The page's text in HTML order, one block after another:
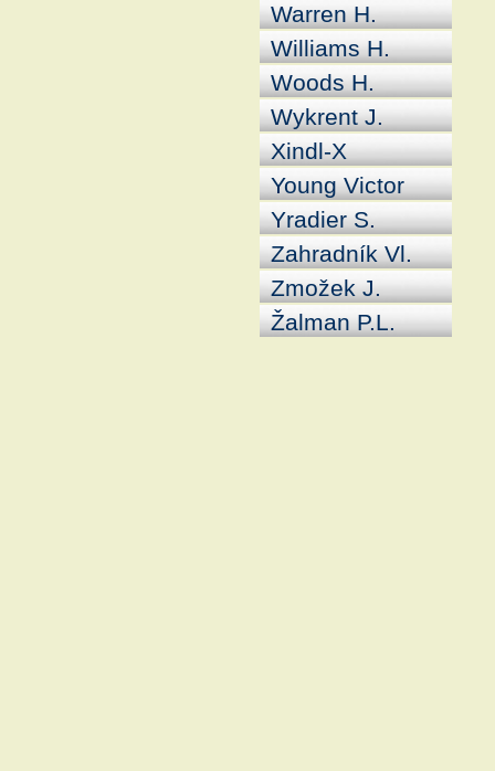
Warren H.
Williams H.
Woods H.
Wykrent J.
Xindl-X
Young Victor
Yradier S.
Zahradník Vl.
Zmožek J.
Žalman P.L.